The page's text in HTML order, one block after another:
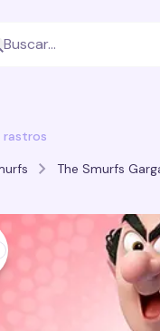
rastros
The Smurfs